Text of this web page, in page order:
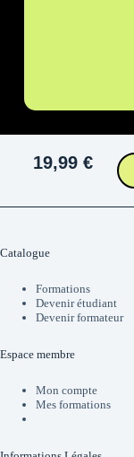
19,99 €
Catalogue
Formations
Devenir étudiant
Devenir formateur
Espace membre
Mon compte
Mes formations